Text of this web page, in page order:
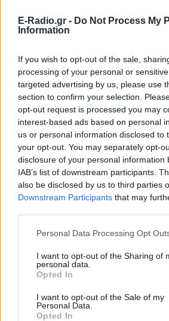
E-Radio.gr - Do Not Process My
Information
If you wish to opt-out of the sale,
processing of your personal or
targeted advertising by us, please use
section to confirm your selection.
opt-out request is processed you may
interest-based ads based on personal
us or personal information disclosed to
your opt-out. You may separately opt-
disclosure of your personal information
IAB’s list of downstream participants.
also be disclosed by us to third parties
Downstream Participants that may
Personal Data Processing Opt
I want to opt-out of the Sharing of
personal data.
Opted In
I want to opt-out of the Sale of my
Personal Data.
Opted In
ΔΕΙΤΕ ΕΠΙΣΗΣ
ΣΤΗΝ ΙΔΙΑ
χειρουργείο
σεισμού των